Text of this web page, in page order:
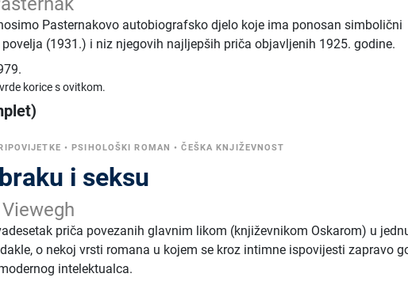
Pasternakovo autobiografsko djelo koje ima ponosan simbolični
(1931.) i niz njegovih najljepših priča objavljenih 1925. godine.
korice s ovitkom.
•PSIHOLOŠKI ROMAN •ČEŠKA KNJIŽEVNOST
i seksu
priča povezanih glavnim likom (književnikom Oskarom) u
o nekoj vrsti romana u kojem se kroz intimne ispovijesti zapravo
intelektualca.